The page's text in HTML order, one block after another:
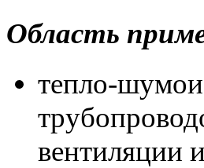
Область
тепло-
вентиляции